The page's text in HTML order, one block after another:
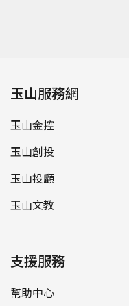
玉山服務網
玉山金控
玉山創投
玉山投顧
玉山文教
支援服務
幫助中心